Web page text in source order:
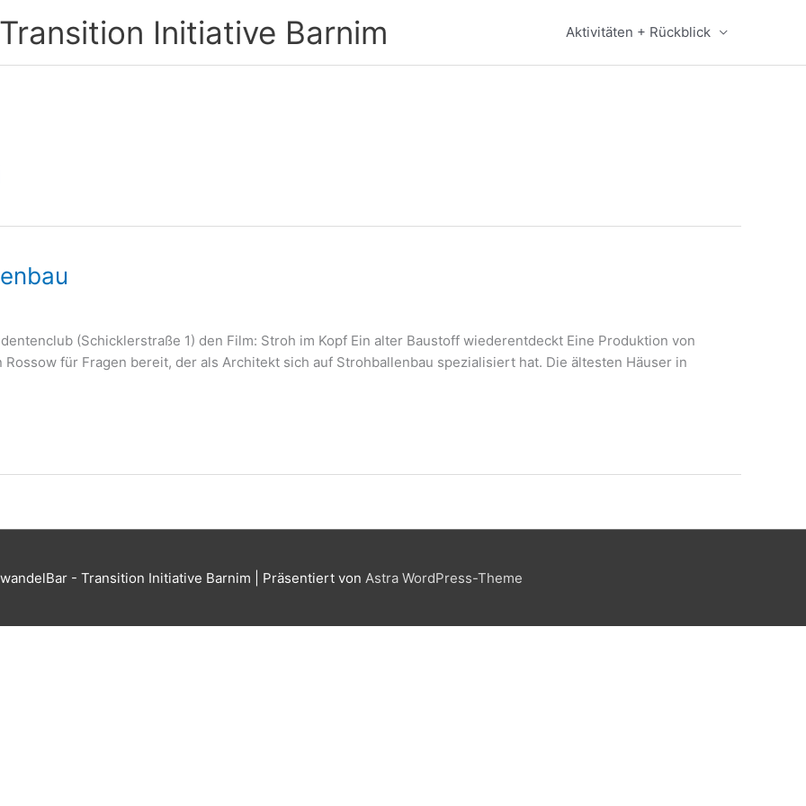
Initiative Barnim Aktivitäten + Rückblick
(Schicklerstraße 1) den Film: Stroh im Kopf Ein alter Baustoff wiederentdeckt Eine Produktion von
Rossow für Fragen bereit, der als Architekt sich auf Strohballenbau spezialisiert hat. Die ältesten Häuser in
wandelBar - Transition Initiative Barnim | Präsentiert von Astra WordPress-Theme